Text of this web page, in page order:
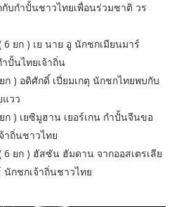
บกำปั้นชาวไทยเพื่อนร่วมชาติ วร
ยก ) เย นาย อู นักชกเมียนมาร์
ปั้นไทยเจ้าถิ่น
) อดิศักดิ์ เปี่ยมเกตุ นักชกไทยพบกับ
วว
) เยซิมูฮาน เยอร์เกน กำปั้นจีนขอ
าถิ่นชาวไทย
ยก ) ฮัสซัน ฮัมดาน จากออสเตรเลีย
กชกเจ้าถิ่นชาวไทย